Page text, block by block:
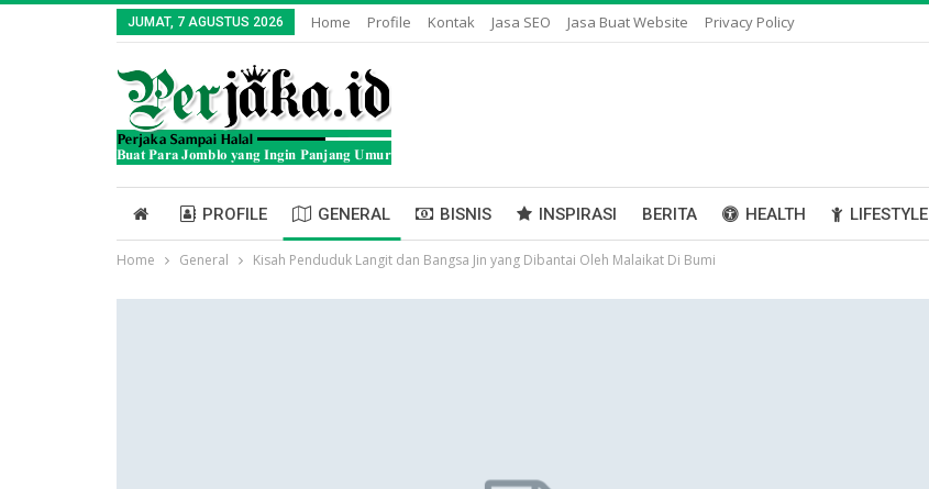
JUMAT, 7 AGUSTUS 2026 Home Profile Kontak Jasa SEO Jasa Buat Website Privacy Policy
PROFILE GENERAL BISNIS INSPIRASI BERITA HEALTH LIFESTYLE
Home General Kisah Penduduk Langit dan Bangsa Jin yang Dibantai Oleh Malaikat Di Bumi